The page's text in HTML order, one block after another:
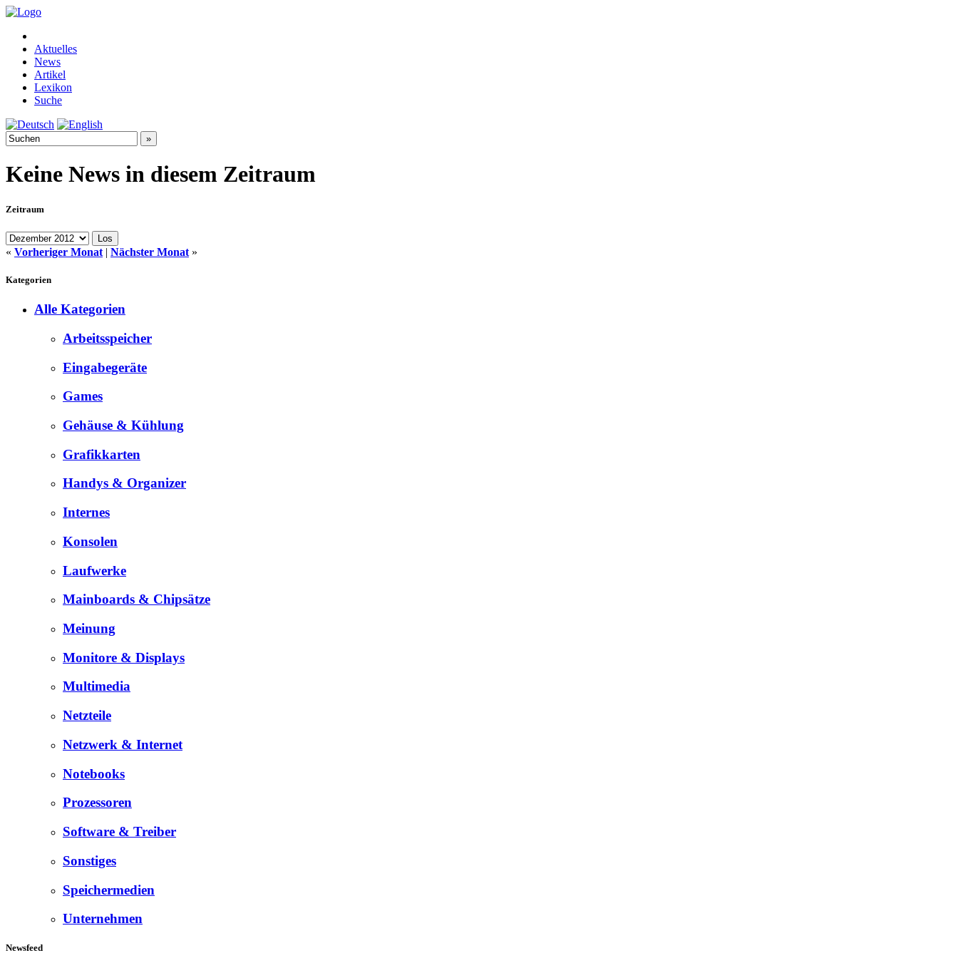
Aktuelles
News
Artikel
Lexikon
Suche
Keine News in diesem Zeitraum
Zeitraum
« Vorheriger Monat | Nächster Monat »
Kategorien
Alle Kategorien
Arbeitsspeicher
Eingabegeräte
Games
Gehäuse & Kühlung
Grafikkarten
Handys & Organizer
Internes
Konsolen
Laufwerke
Mainboards & Chipsätze
Meinung
Monitore & Displays
Multimedia
Netzteile
Netzwerk & Internet
Notebooks
Prozessoren
Software & Treiber
Sonstiges
Speichermedien
Unternehmen
Newsfeed